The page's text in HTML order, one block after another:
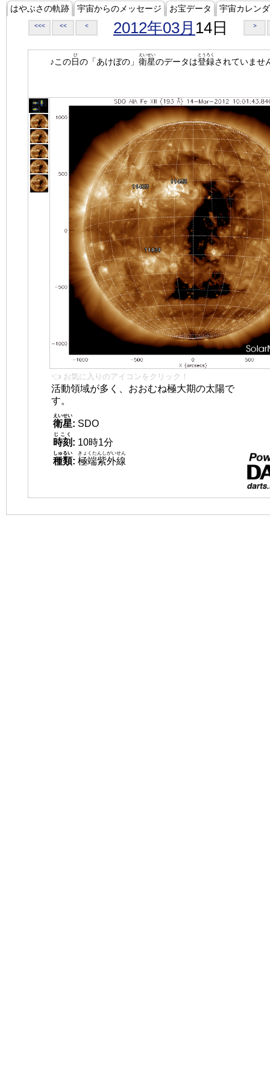
はやぶさの軌跡 宇宙からのメッセージ お宝データ 宇宙カレン
<<< << < 2012年03月 14日 >
♪この日
ひ
の「あけぼの」 衛星
えいせい
のデータは登録
とうろく
されていませ
👈 お気に入りのアイコンをクリック！
活動領域が多く、おおむね極大期の太陽で
す。
衛星
えいせい
: SDO
時刻
じこく
: 10時1分
種類
しゅるい
: 極端紫外線
きょくたんしがいせん